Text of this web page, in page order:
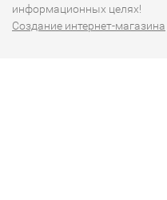
информационных целях!
Создание интернет-магазина